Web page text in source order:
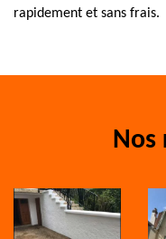
rapidement et sans frais.
Nos